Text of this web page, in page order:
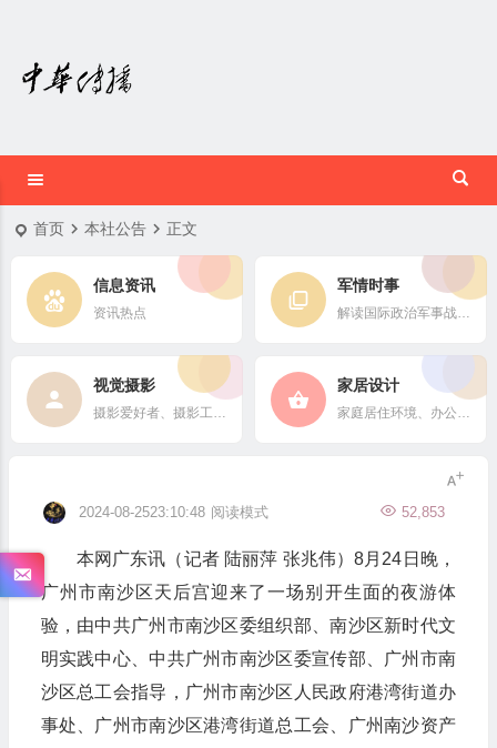
首页 本社公告 正文
信息资讯
资讯热点
军情时事
解读国际政治军事战略格局
视觉摄影
摄影爱好者、摄影工作者及摄影行业信息
家居设计
家庭居住环境、办公场所、公共空间陈设风格以设计搭配
2024-08-2523:10:48 52,853
阅读模式
本网广东讯（记者 陆丽萍 张兆伟）8月24日晚，
广州市南沙区天后宫迎来了一场别开生面的夜游体
验，由中共广州市南沙区委组织部、南沙区新时代文
明实践中心、中共广州市南沙区委宣传部、广州市南
沙区总工会指导，广州市南沙区人民政府港湾街道办
事处、广州市南沙区港湾街道总工会、广州南沙资产